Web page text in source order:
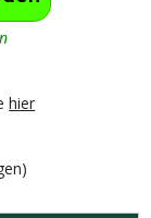
hier